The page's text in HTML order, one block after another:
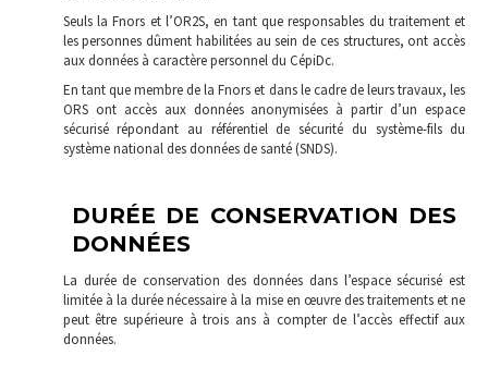
Seuls la Fnors et l’OR2S, en tant que responsables du traitement et
les personnes dûment habilitées au sein de ces structures, ont accès
aux données à caractère personnel du CépiDc.
En tant que membre de la Fnors et dans le cadre de leurs travaux, les
ORS ont accès aux données anonymisées à partir d’un espace
sécurisé répondant au référentiel de sécurité du système-fils du
système national des données de santé (SNDS).
DURÉE DE CONSERVATION DES
DONNÉES
La durée de conservation des données dans l’espace sécurisé est
limitée à la durée nécessaire à la mise en œuvre des traitements et ne
peut être supérieure à trois ans à compter de l’accès effectif aux
données.